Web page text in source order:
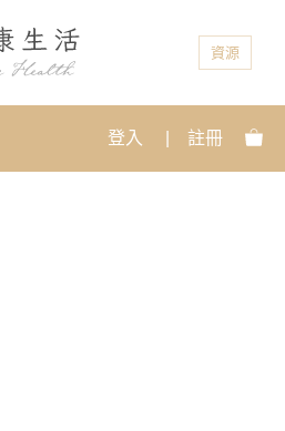
資源
登入 註冊